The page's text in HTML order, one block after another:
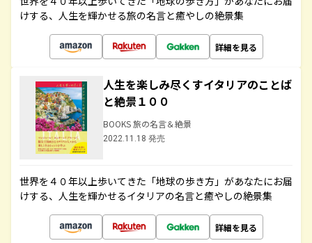
けする、人生を輝かせる旅の名言と癒やしの絶景集
詳細を見る
人生を楽しみ尽くすイタリアのことば
と絶景１００
BOOKS 旅の名言＆絶景
2022.11.18 発売
世界を４０年以上歩いてきた「地球の歩き方」があなたにお届
けする、人生を輝かせるイタリアの名言と癒やしの絶景集
詳細を見る